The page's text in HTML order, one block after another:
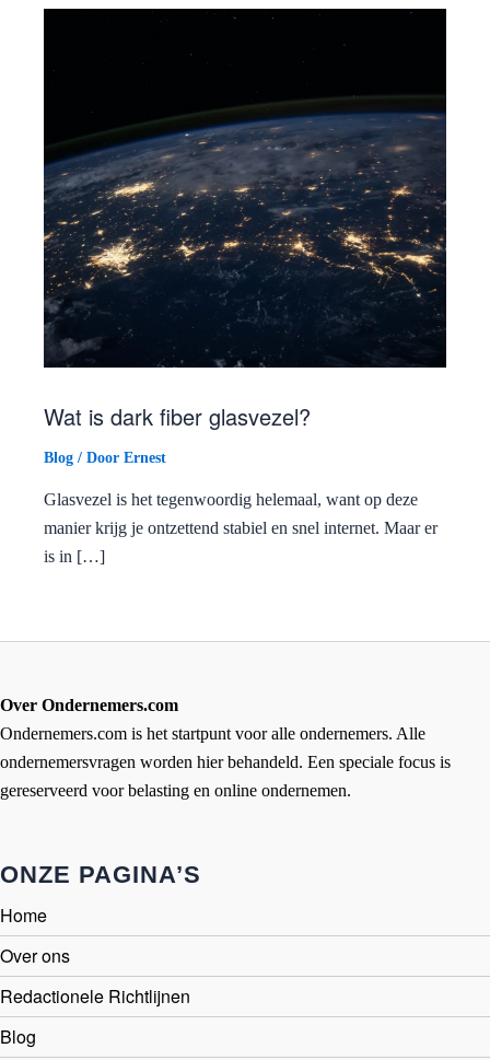
Wat is dark fiber glasvezel?
Blog / Door Ernest
Glasvezel is het tegenwoordig helemaal, want op deze
manier krijg je ontzettend stabiel en snel internet. Maar er
is in […]
Over Ondernemers.com
Ondernemers.com is het startpunt voor alle ondernemers. Alle
ondernemersvragen worden hier behandeld. Een speciale focus is
gereserveerd voor belasting en online ondernemen.
ONZE PAGINA’S
Home
Over ons
Redactionele Richtlijnen
Blog